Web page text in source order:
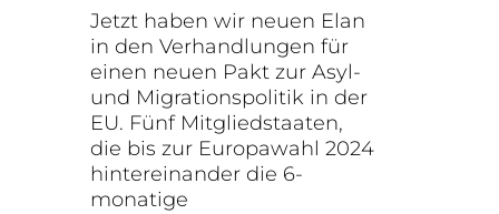
Jetzt haben wir neuen Elan
in den Verhandlungen für
einen neuen Pakt zur Asyl-
und Migrationspolitik in der
EU. Fünf Mitgliedstaaten,
die bis zur Europawahl 2024
hintereinander die 6-
monatige